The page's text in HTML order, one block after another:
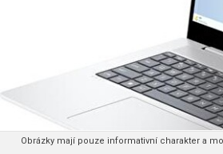
Obrázky mají pouze informativní charakter a